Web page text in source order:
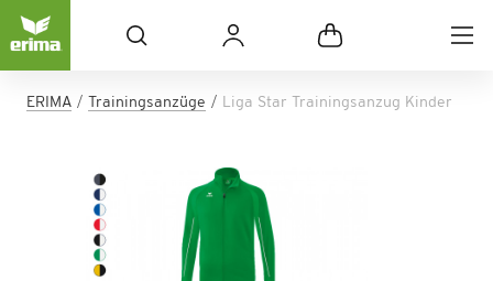
ERIMA Trainingsanzüge Liga Star Trainingsanzug Kinder